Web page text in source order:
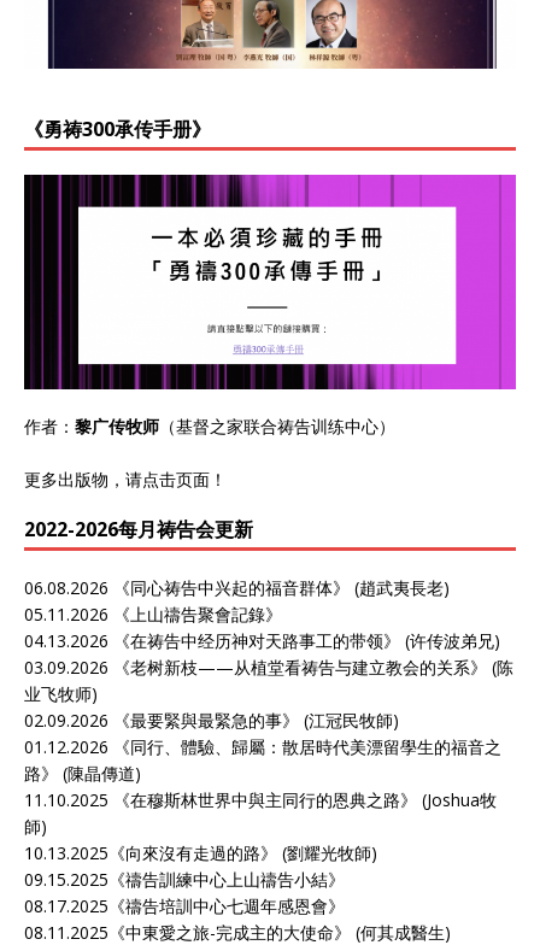
《勇祷300承传手册》
作者： 黎广传牧师 （基督之家联合祷告训练中心）
更多出版物，请点击页面 ！
2022-2026每月祷告会更新
06.08.2026 《同心祷告中兴起的福音群体》 (趙武夷長老)
05.11.2026 《上山禱告聚會記錄》
04.13.2026 《在祷告中经历神对天路事工的带领》 (许传波弟兄)
03.09.2026 《老树新枝——从植堂看祷告与建立教会的关系》 (陈
业飞牧师)
02.09.2026 《最要緊與最緊急的事》 (江冠民牧師)
01.12.2026 《同行、體驗、歸屬：散居時代美漂留學生的福音之
路》 (陳晶傳道)
11.10.2025 《在穆斯林世界中與主同行的恩典之路》 (Joshua牧
師)
10.13.2025《向來沒有走過的路》 (劉耀光牧師)
09.15.2025《禱告訓練中心上山禱告小結》
08.17.2025《禱告培訓中心七週年感恩會》
08.11.2025《中東愛之旅-完成主的大使命》 (何其成醫生)